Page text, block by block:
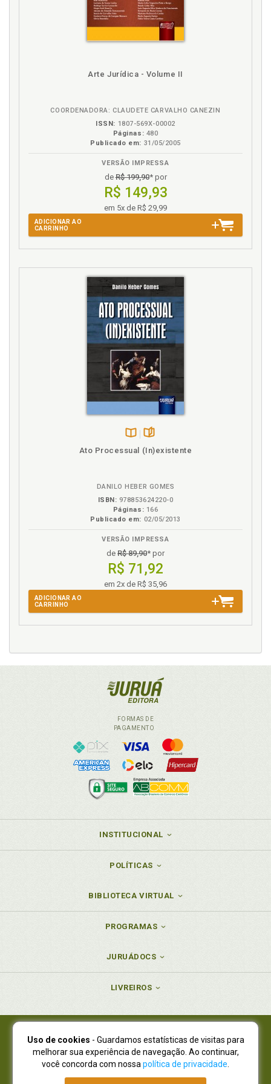
Verossimilhança. Hipossuficiência e
verossimilhança, p. 107
vulnerabilidade, p. 111
Arte Jurídica - Volume II
COORDENADORA: CLAUDETE CARVALHO CANEZIN
ISSN: 1807-569X-00002
Páginas: 480
Publicado em: 31/05/2005
VERSÃO IMPRESSA
deR$ 199,90* por
R$ 149,93
em 5x de R$ 29,99
ADICIONAR AO
CARRINHO
Disponível
páginas
Ato Processual (In)existente
DANILO HEBER GOMES
ISBN: 978853624220-0
Páginas: 166
Publicado em: 02/05/2013
VERSÃO IMPRESSA
de R$ 89,90* por
R$ 71,92
em 2x de R$ 35,96
ADICIONAR AO
CARRINHO
FORMAS DE
PAGAMENTO
INSTITUCIONAL
POLÍTICAS
BIBLIOTECA VIRTUAL
PROGRAMAS
JURUÁDOCS
LIVREIROS
Juruá Editora Ltda., CNPJ 77.535.508/0001-19
Juruá Informática Ltda., CNPJ 01.701.561/0001-80
NOVO ENDEREÇO:R. Flávio Dallegrave, 7665, São Lourenço |
Curitiba - Paraná - CEP 82210-310
Uso de cookies - Guardamos estatísticas de visitas para
melhorar sua experiência de navegação. Ao continuar,
você concorda com nossa política de privacidade